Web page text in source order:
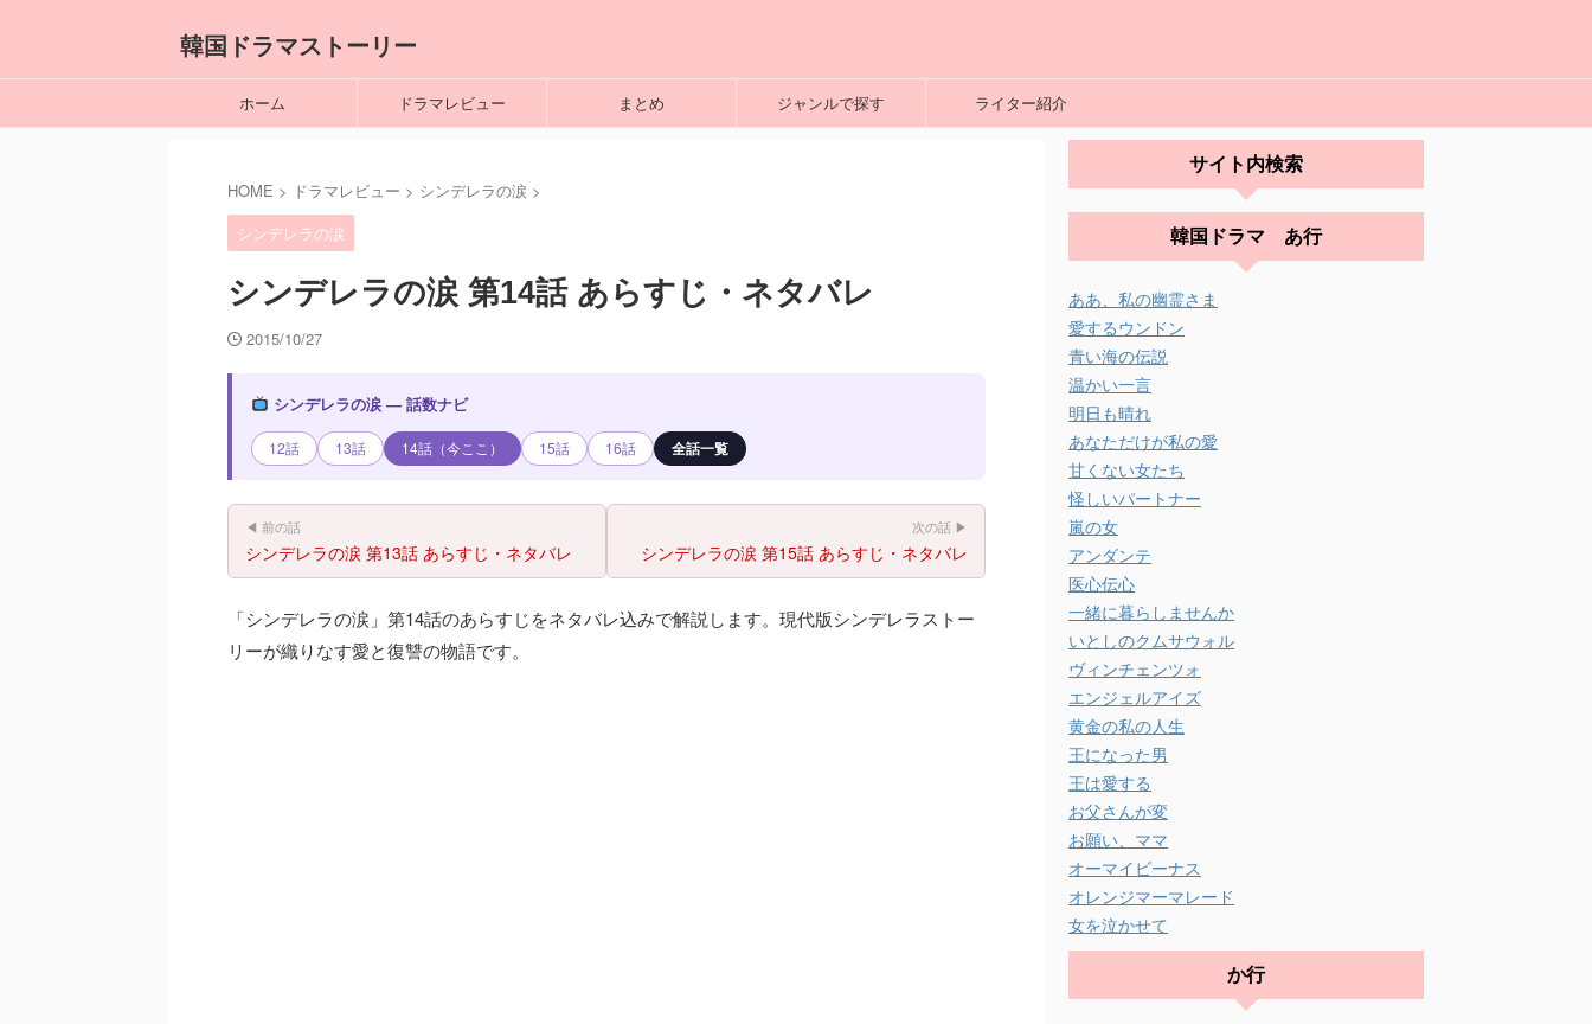
韓国ドラマストーリー
ホーム ドラマレビュー まとめ ジャンルで探す ライター紹介
HOME > ドラマレビュー > シンデレラの涙 >
シンデレラの涙
シンデレラの涙 第14話 あらすじ・ネタバレ
2015/10/27
シンデレラの涙 — 話数ナビ
12話 13話 14話（今ここ） 15話 16話 全話一覧
◀ 前の話
シンデレラの涙 第13話 あらすじ・ネタバレ
次の話 ▶
シンデレラの涙 第15話 あらすじ・ネタバレ
「シンデレラの涙」第14話のあらすじをネタバレ込みで解説します。現代版シンデレラストー
リーが織りなす愛と復讐の物語です。
サイト内検索
韓国ドラマ あ行
ああ、私の幽霊さま
愛するウンドン
青い海の伝説
温かい一言
明日も晴れ
あなただけが私の愛
甘くない女たち
怪しいパートナー
嵐の女
アンダンテ
医心伝心
一緒に暮らしませんか
いとしのクムサウォル
ヴィンチェンツォ
エンジェルアイズ
黄金の私の人生
王になった男
王は愛する
お父さんが変
お願い、ママ
オーマイビーナス
オレンジマーマレード
女を泣かせて
か行